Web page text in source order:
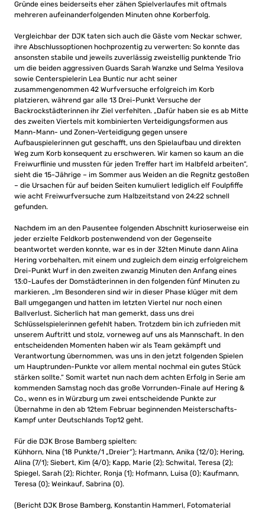
Gründe eines beiderseits eher zähen Spielverlaufes mit oftmals
mehreren aufeinanderfolgenden Minuten ohne Korberfolg.
Vergleichbar der DJK taten sich auch die Gäste vom Neckar schwer,
ihre Abschlussoptionen hochprozentig zu verwerten: So konnte das
ansonsten stabile und jeweils zuverlässig zweistellig punktende Trio
um die beiden aggressiven Guards Sarah Wanzke und Selma Yesilova
sowie Centerspielerin Lea Buntic nur acht seiner
zusammengenommen 42 Wurfversuche erfolgreich im Korb
platzieren, während gar alle 13 Drei-Punkt Versuche der
Backrockstädterinnen ihr Ziel verfehlten. „Dafür haben sie es ab Mitte
des zweiten Viertels mit kombinierten Verteidigungsformen aus
Mann-Mann- und Zonen-Verteidigung gegen unsere
Aufbauspielerinnen gut geschafft, uns den Spielaufbau und direkten
Weg zum Korb konsequent zu erschweren. Wir kamen so kaum an die
Freiwurflinie und mussten für jeden Treffer hart im Halbfeld arbeiten“,
sieht die 15-Jährige – im Sommer aus Weiden an die Regnitz gestoßen
– die Ursachen für auf beiden Seiten kumuliert lediglich elf Foulpfiffe
wie acht Freiwurfversuche zum Halbzeitstand von 24:22 schnell
gefunden.
Nachdem im an den Pausentee folgenden Abschnitt kurioserweise ein
jeder erzielte Feldkorb postenwendend von der Gegenseite
beantwortet werden konnte, war es in der 32ten Minute dann Alina
Hering vorbehalten, mit einem und zugleich dem einzig erfolgreichem
Drei-Punkt Wurf in den zweiten zwanzig Minuten den Anfang eines
13:0-Laufes der Domstädterinnen in den folgenden fünf Minuten zu
markieren. „Im Besonderen sind wir in dieser Phase klüger mit dem
Ball umgegangen und hatten im letzten Viertel nur noch einen
Ballverlust. Sicherlich hat man gemerkt, dass uns drei
Schlüsselspielerinnen gefehlt haben. Trotzdem bin ich zufrieden mit
unserem Auftritt und stolz, vorneweg auf uns als Mannschaft. In den
entscheidenden Momenten haben wir als Team gekämpft und
Verantwortung übernommen, was uns in den jetzt folgenden Spielen
um Hauptrunden-Punkte vor allem mental nochmal ein gutes Stück
stärken sollte.“ Somit wartet nun nach dem achten Erfolg in Serie am
kommenden Samstag noch das große Vorrunden-Finale auf Hering &
Co., wenn es in Würzburg um zwei entscheidende Punkte zur
Übernahme in den ab 12tem Februar beginnenden Meisterschafts-
Kampf unter Deutschlands Top12 geht.
Für die DJK Brose Bamberg spielten:
Kühhorn, Nina (18 Punkte/1 „Dreier“); Hartmann, Anika (12/0); Hering,
Alina (7/1); Siebert, Kim (4/0); Kapp, Marie (2); Schwital, Teresa (2);
Spiegel, Sarah (2); Richter, Ronja (1); Hofmann, Luisa (0); Kaufmann,
Teresa (0); Weinkauf, Sabrina (0).
(Bericht DJK Brose Bamberg, Konstantin Hammerl, Fotomaterial